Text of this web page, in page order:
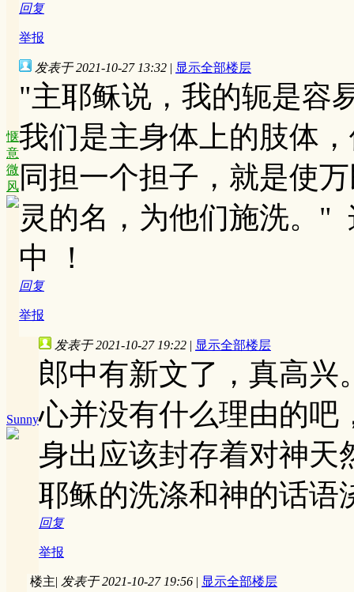
回复
举报
惬
意
微
风
发表于 2021-10-27 13:32 | 显示全部楼层
"主耶稣说，我的轭是容
我们是主身体上的肢体
同担一个担子，就是使
灵的名，为他们施洗。"
中 ！
回复
举报
Sunny
发表于 2021-10-27 19:22 | 显示全部楼层
郎中有新文了，真高兴
心并没有什么理由的吧
身出应该封存着对神天
耶稣的洗涤和神的话语
回复
举报
楼主| 发表于 2021-10-27 19:56 | 显示全部楼层